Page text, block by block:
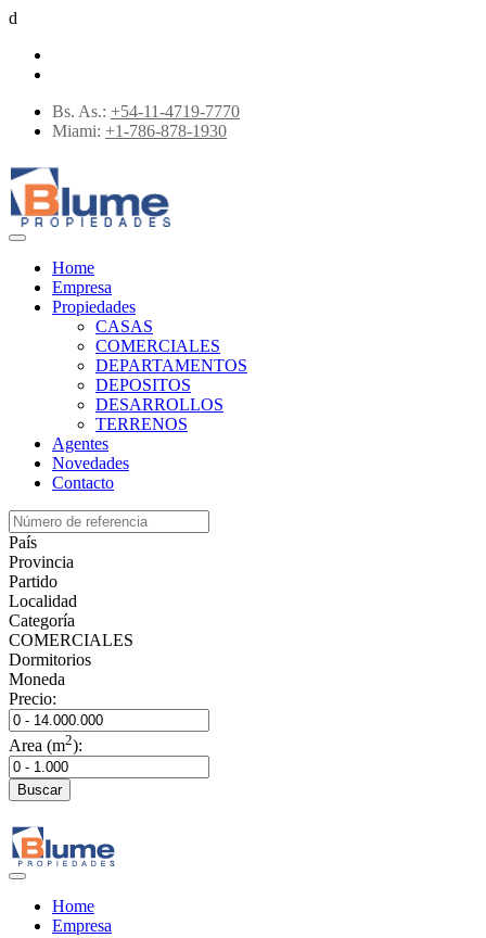
d
Bs. As.: +54-11-4719-7770
Miami: +1-786-878-1930
Home
Empresa
Propiedades
CASAS
COMERCIALES
DEPARTAMENTOS
DEPOSITOS
DESARROLLOS
TERRENOS
Agentes
Novedades
Contacto
País
Provincia
Partido
Localidad
Categoría
COMERCIALES
Dormitorios
Moneda
Precio:
Area (m2):
Buscar
Home
Empresa